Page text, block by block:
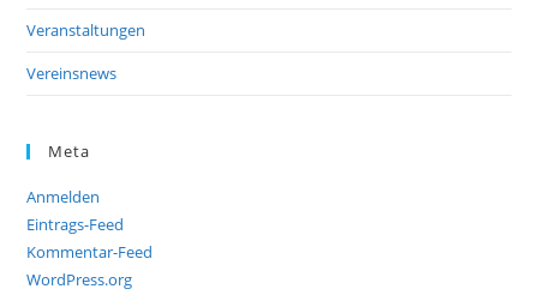
Veranstaltungen
Vereinsnews
Meta
Anmelden
Eintrags-Feed
Kommentar-Feed
WordPress.org